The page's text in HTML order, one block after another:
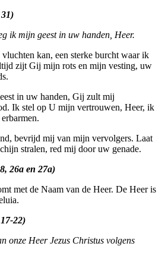
ik mijn geest in uw handen, Heer.
kan, een sterke burcht waar ik
zijt Gij mijn rots en mijn vesting, uw
in uw handen, Gij zult mij
Ik stel op U mijn vertrouwen, Heer, ik
bevrijd mij van mijn vervolgers. Laat
stralen, red mij door uw genade.
en 27a)
met de Naam van de Heer. De Heer is
22)
onze Heer Jezus Christus volgens